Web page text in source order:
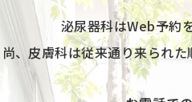
泌尿器科はWeb予約
尚、皮膚科は従来通り来られ